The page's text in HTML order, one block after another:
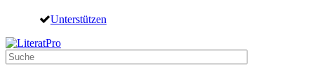
Direkt zum Inhalt
Unterstützen
Suche